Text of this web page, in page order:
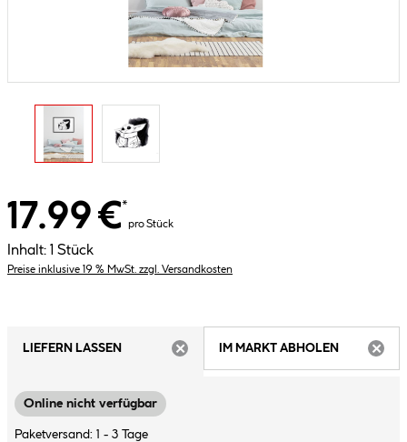
17.99 €*
pro Stück
Inhalt: 1 Stück
Preise inklusive 19 % MwSt. zzgl. Versandkosten
LIEFERN LASSEN
IM MARKT ABHOLEN
Online nicht verfügbar
Paketversand: 1 - 3 Tage